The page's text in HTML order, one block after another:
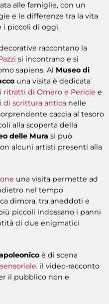
alle famiglie, con un
e le differenze tra la vita
i piccoli di oggi.
raccontano la
si incontrano e si
sapiens. Al Museo di
una visita è dedicata
ritratti di Omero e Pericle e
di scrittura antica nelle
caccia al tesoro
alla scoperta della
delle Mura si può
alcuni artisti presenti alla
una visita permette ad
nel tempo
dimora, tra aneddoti e
piccoli indossano i panni
di due enigmatici
è di scena
. il video-racconto
il pubblico non e